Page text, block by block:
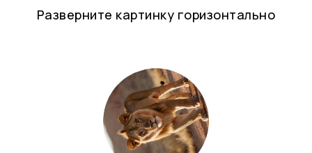
Разверните картинку горизонтально